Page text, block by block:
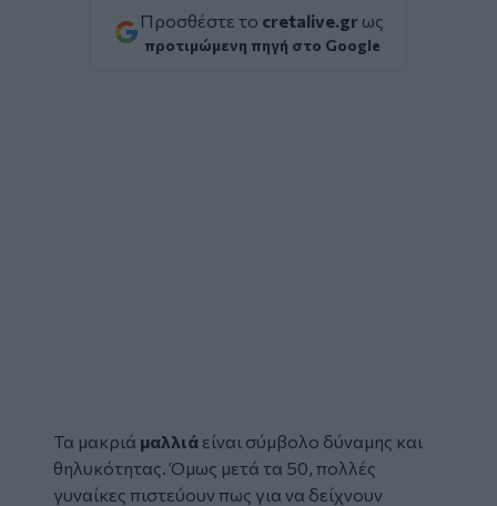
Προσθέστε το cretalive.gr ως
προτιμώμενη πηγή στο Google
Τα μακριά μαλλιά είναι σύμβολο δύναμης και
θηλυκότητας. Όμως μετά τα 50, πολλές
γυναίκες πιστεύουν πως για να δείχνουν